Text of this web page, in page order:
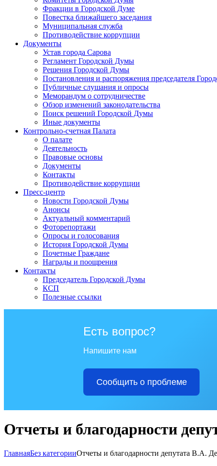
Фракции в Городской Думе
Повестка ближайшего заседания
Муниципальная служба
Противодействие коррупции
Документы
Устав города Сарова
Регламент Городской Думы
Решения Городской Думы
Постановления и распоряжения председателя
Публичные слушания и опросы
Меморандум о сотрудничестве
Обзор изменений законодательства
Поиск решений Городской Думы
Иные документы
Контрольно-счетная Палата
О палате
Деятельность
Правовые основы
Документы
Контакты
Противодействие коррупции
Пресс-центр
Новости Городской Думы
Анонсы
Актуальный комментарий
Фоторепортажи
Опросы и голосования
История Городской Думы
Почетные Граждане
Награды и поощрения
Контакты
Председатель Городской Думы
КСП
Полезные ссылки
Есть вопрос?
Напишите нам
Сообщить о проблеме
Отчеты и благодарности
ГлавнаяБез категорииОтчеты и благодарности депутата В.А.